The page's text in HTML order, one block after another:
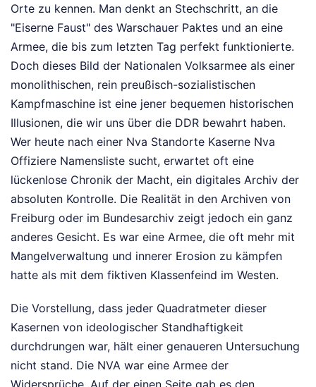
Orte zu kennen. Man denkt an Stechschritt, an die
"Eiserne Faust" des Warschauer Paktes und an eine
Armee, die bis zum letzten Tag perfekt funktionierte.
Doch dieses Bild der Nationalen Volksarmee als einer
monolithischen, rein preußisch-sozialistischen
Kampfmaschine ist eine jener bequemen historischen
Illusionen, die wir uns über die DDR bewahrt haben.
Wer heute nach einer Nva Standorte Kaserne Nva
Offiziere Namensliste sucht, erwartet oft eine
lückenlose Chronik der Macht, ein digitales Archiv der
absoluten Kontrolle. Die Realität in den Archiven von
Freiburg oder im Bundesarchiv zeigt jedoch ein ganz
anderes Gesicht. Es war eine Armee, die oft mehr mit
Mangelverwaltung und innerer Erosion zu kämpfen
hatte als mit dem fiktiven Klassenfeind im Westen.
Die Vorstellung, dass jeder Quadratmeter dieser
Kasernen von ideologischer Standhaftigkeit
durchdrungen war, hält einer genaueren Untersuchung
nicht stand. Die NVA war eine Armee der
Widersprüche. Auf der einen Seite gab es den